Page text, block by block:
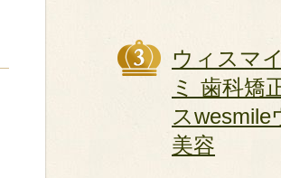
ウィスマ
ミ 歯科矯
ス
美容